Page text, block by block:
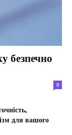
безпечно
0
для вашого